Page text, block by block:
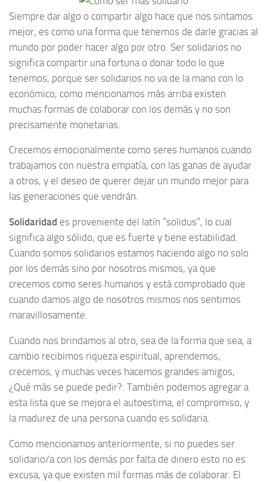
Siempre dar algo o compartir algo hace que nos sintamos
mejor, es como una forma que tenemos de darle gracias al
mundo por poder hacer algo por otro. Ser solidarios no
significa compartir una fortuna o donar todo lo que
tenemos, porque ser solidarios no va de la mano con lo
económico, como mencionamos más arriba existen
muchas formas de colaborar con los demás y no son
precisamente monetarias.
Crecemos emocionalmente como seres humanos cuando
trabajamos con nuestra empatía, con las ganas de ayudar
a otros, y el deseo de querer dejar un mundo mejor para
las generaciones que vendrán.
Solidaridad es proveniente del latín “solidus”, lo cual
significa algo sólido, que es fuerte y tiene estabilidad.
Cuando somos solidarios estamos haciendo algo no solo
por los demás sino por nosotros mismos, ya que
crecemos como seres humanos y está comprobado que
cuando damos algo de nosotros mismos nos sentimos
maravillosamente.
Cuando nos brindamos al otro, sea de la forma que sea, a
cambio recibimos riqueza espiritual, aprendemos,
crecemos, y muchas veces hacemos grandes amigos,
¿Qué más se puede pedir?. También podemos agregar a
esta lista que se mejora el autoestima, el compromiso, y
la madurez de una persona cuando es solidaria.
Como mencionamos anteriormente, si no puedes ser
solidario/a con los demás por falta de dinero esto no es
excusa, ya que existen mil formas más de colaborar. El